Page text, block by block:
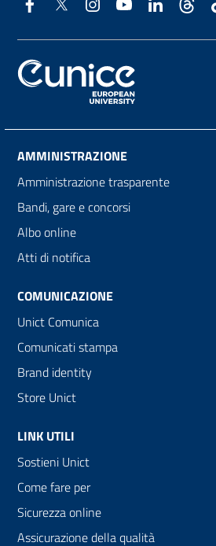
AMMINISTRAZIONE
Amministrazione trasparente
Bandi, gare e concorsi
Albo online
Atti di notifica
COMUNICAZIONE
Unict Comunica
Comunicati stampa
Brand identity
Store Unict
LINK UTILI
Sostieni Unict
Come fare per
Sicurezza online
Assicurazione della qualità